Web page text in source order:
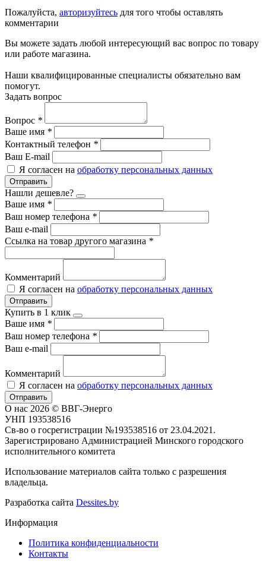
Пожалуйста, авторизуйтесь для того чтобы оставлять
комментарии
Вы можете задать любой интересующий вас вопрос по товару
или работе магазина.
Наши квалифицированные специалисты обязательно вам
помогут.
Задать вопрос
Вопрос *
Ваше имя *
Контактный телефон *
Ваш E-mail
Я согласен на обработку персональных данных
Отправить
Нашли дешевле?
Ваше имя *
Ваш номер телефона *
Ваш e-mail
Ссылка на товар другого магазина *
Комментарий
Я согласен на обработку персональных данных
Отправить
Купить в 1 клик
Ваше имя *
Ваш номер телефона *
Ваш e-mail
Комментарий
Я согласен на обработку персональных данных
Отправить
О нас 2026 © ВВГ-Энерго
УНП 193538516
Св-во о госрегистрации №193538516 от 23.04.2021.
Зарегистрировано Администрацией Минского городского
исполнительного комитета
Использование материалов сайта только с разрешения
владельца.
Разработка сайта Dessites.by
Информация
Политика конфиденциальности
Контакты